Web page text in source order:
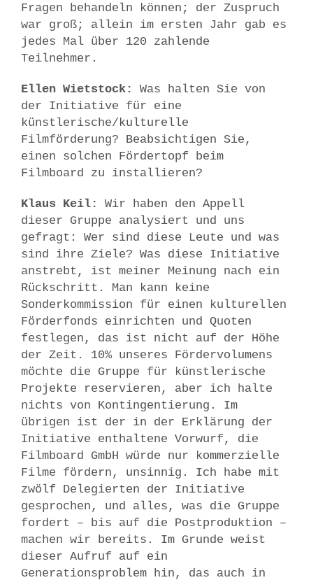
Fragen behandeln können; der Zuspruch
war groß; allein im ersten Jahr gab es
jedes Mal über 120 zahlende
Teilnehmer.
Ellen Wietstock:
Was halten Sie von
der Initiative für eine
künstlerische/kulturelle
Filmförderung? Beabsichtigen Sie,
einen solchen Fördertopf beim
Filmboard zu installieren?
Klaus Keil: Wir haben den Appell
dieser Gruppe analysiert und uns
gefragt: Wer sind diese Leute und was
sind ihre Ziele? Was diese Initiative
anstrebt, ist meiner Meinung nach ein
Rückschritt. Man kann keine
Sonderkommission für einen kulturellen
Förderfonds einrichten und Quoten
festlegen, das ist nicht auf der Höhe
der Zeit. 10% unseres Fördervolumens
möchte die Gruppe für künstlerische
Projekte reservieren, aber ich halte
nichts von Kontingentierung. Im
übrigen ist der in der Erklärung der
Initiative enthaltene Vorwurf, die
Filmboard GmbH würde nur kommerzielle
Filme fördern, unsinnig. Ich habe mit
zwölf Delegierten der Initiative
gesprochen, und alles, was die Gruppe
fordert – bis auf die Postproduktion –
machen wir bereits. Im Grunde weist
dieser Aufruf auf ein
Generationsproblem hin, das auch in